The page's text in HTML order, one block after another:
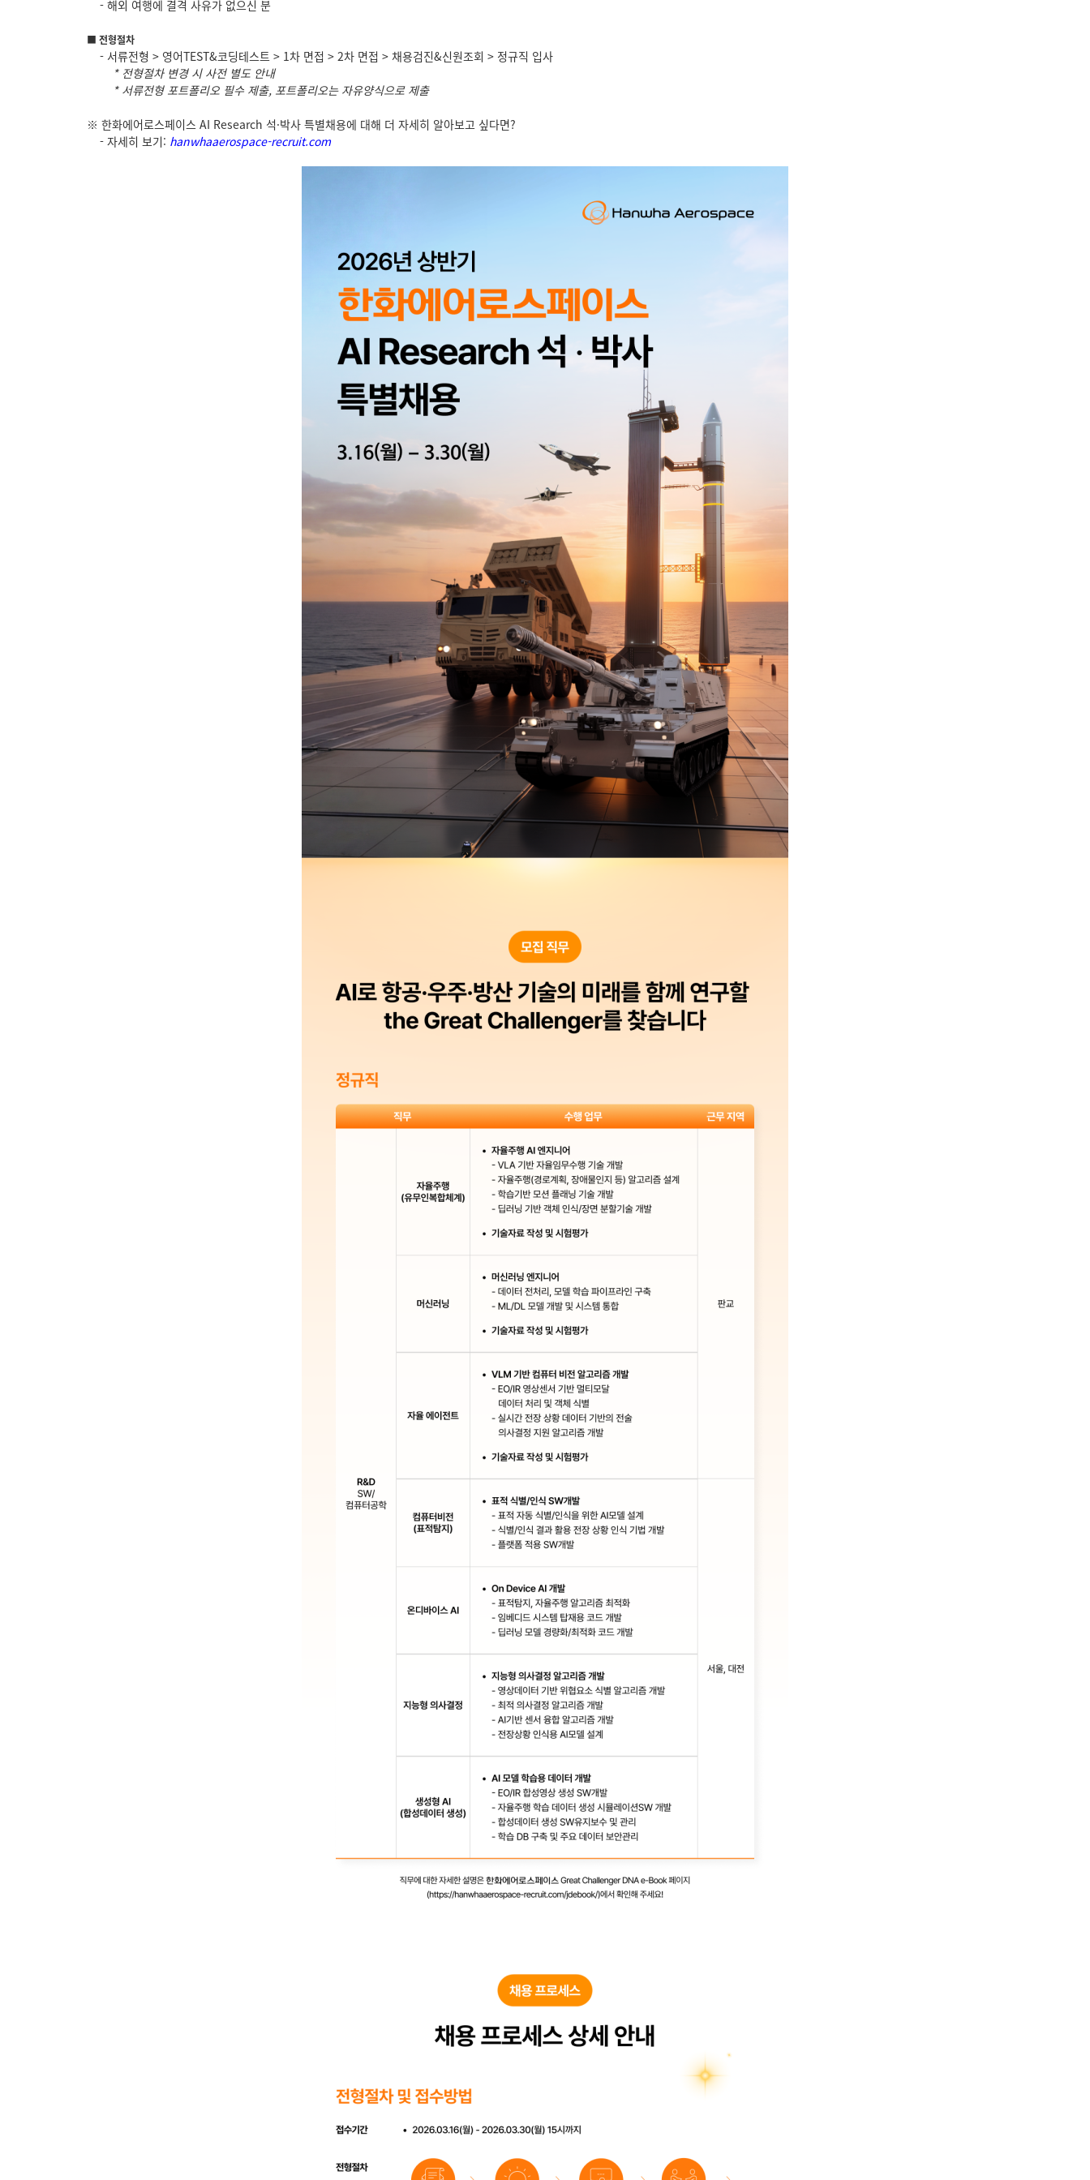
- 해외 여행에 결격 사유가 없으신 분
■ 전형절차
- 서류전형 > 영어TEST&코딩테스트 > 1차 면접 > 2차 면접 > 채용검진&신원조회 > 정규직 입사
* 전형절차 변경 시 사전 별도 안내
* 서류전형 포트폴리오 필수 제출, 포트폴리오는 자유양식으로 제출
※ 한화에어로스페이스 AI Research 석·박사 특별채용에 대해 더 자세히 알아보고 싶다면?
- 자세히 보기: hanwhaaerospace-recruit.com